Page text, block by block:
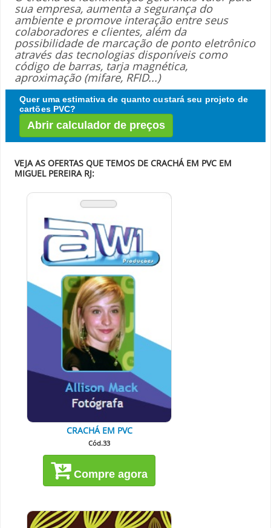
sua empresa, aumenta a segurança do
ambiente e promove interação entre seus
colaboradores e clientes, além da
possibilidade de marcação de ponto eletrônico
através das tecnologias disponíveis como
código de barras, tarja magnética,
aproximação (mifare, RFID...)
Quer uma estimativa de quanto custará seu projeto de
cartões PVC?
Abrir calculador de preços
VEJA AS OFERTAS QUE TEMOS DE CRACHÁ EM PVC EM
MIGUEL PEREIRA RJ:
CRACHÁ EM PVC
Cód.33
Compre agora